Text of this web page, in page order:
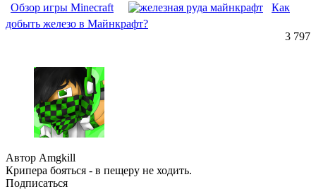
Обзор игры Minecraft
Как
добыть железо в Майнкрафт?
3 797
Автор Amgkill
Крипера бояться - в пещеру не ходить.
Подписаться